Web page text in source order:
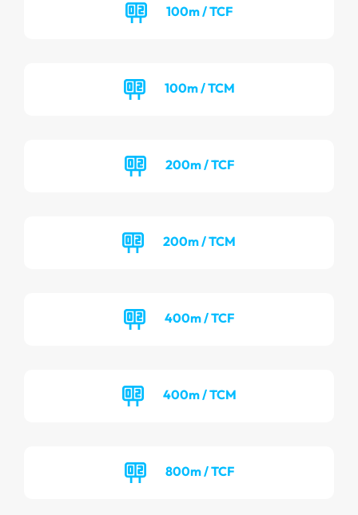
100m / TCF
100m / TCM
200m / TCF
200m / TCM
400m / TCF
400m / TCM
800m / TCF